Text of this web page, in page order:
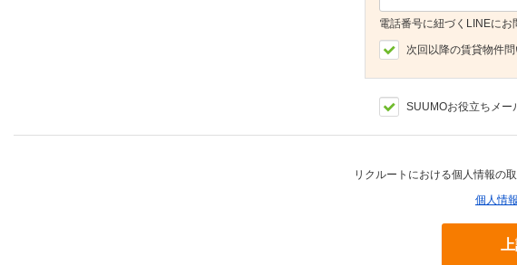
電話番号に紐づくLINEにお
次回以降の賃貸物件
SUUMOお役立ちメー
リクルートにおける個人情報の
個人情